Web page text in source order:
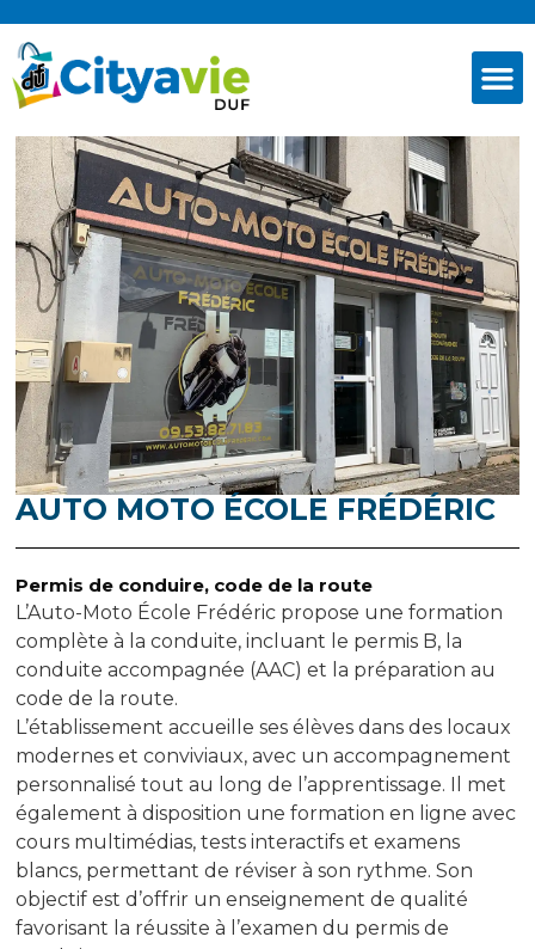
AUTO MOTO ÉCOLE FRÉDÉRIC
Permis de conduire, code de la route
L’Auto-Moto École Frédéric propose une formation
complète à la conduite, incluant le permis B, la
conduite accompagnée (AAC) et la préparation au
code de la route.
L’établissement accueille ses élèves dans des locaux
modernes et conviviaux, avec un accompagnement
personnalisé tout au long de l’apprentissage. Il met
également à disposition une formation en ligne avec
cours multimédias, tests interactifs et examens
blancs, permettant de réviser à son rythme. Son
objectif est d’offrir un enseignement de qualité
favorisant la réussite à l’examen du permis de